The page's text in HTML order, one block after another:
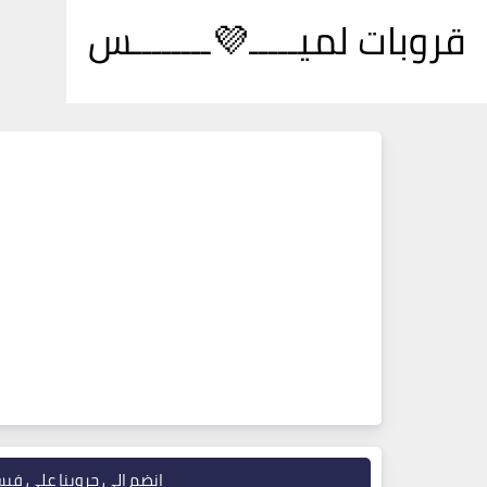
قروبات لميـــــ💜ــــــــس
انضم إلى جروبنا على